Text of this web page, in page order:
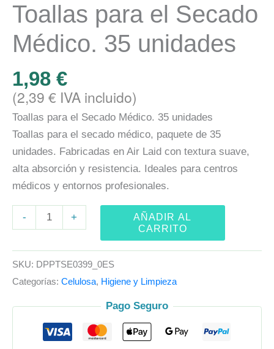
con5.00
5 en base a
de clientes
Toallas para el Secado
Médico. 35 unidades
1,98 €
(2,39 € IVA incluido)
Toallas para el Secado Médico. 35 unidades
Toallas para el secado médico, paquete de 35
unidades. Fabricadas en Air Laid con textura suave,
alta absorción y resistencia. Ideales para centros
médicos y entornos profesionales.
- +
AÑADIR AL
CARRITO
SKU: DPPTSE0399_0ES
Categorías: Celulosa, Higiene y Limpieza
Pago Seguro